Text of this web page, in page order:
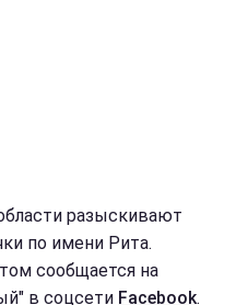
разыскивают
по имени Рита.
сообщается на
в соцсети Facebook.